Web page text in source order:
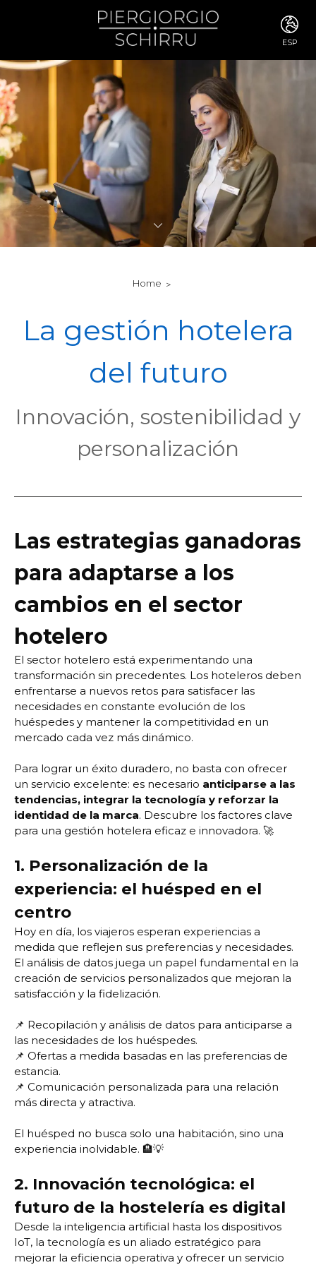
ESP
ENG
Home
La gestión hotelera
del futuro
Innovación, sostenibilidad y
personalización
Las estrategias ganadoras
para adaptarse a los
cambios en el sector
hotelero
El sector hotelero está experimentando una
transformación sin precedentes. Los hoteleros deben
enfrentarse a nuevos retos para satisfacer las
necesidades en constante evolución de los
huéspedes y mantener la competitividad en un
mercado cada vez más dinámico.
Para lograr un éxito duradero, no basta con ofrecer
un servicio excelente: es necesario anticiparse a las
tendencias, integrar la tecnología y reforzar la
identidad de la marca. Descubre los factores clave
para una gestión hotelera eficaz e innovadora. 🚀
1. Personalización de la
experiencia: el huésped en el
centro
Hoy en día, los viajeros esperan experiencias a
medida que reflejen sus preferencias y necesidades.
El análisis de datos juega un papel fundamental en la
creación de servicios personalizados que mejoran la
satisfacción y la fidelización.
📌 Recopilación y análisis de datos para anticiparse a
las necesidades de los huéspedes.
📌 Ofertas a medida basadas en las preferencias de
estancia.
📌 Comunicación personalizada para una relación
más directa y atractiva.
El huésped no busca solo una habitación, sino una
experiencia inolvidable. 🏨💡
2. Innovación tecnológica: el
futuro de la hostelería es digital
Desde la inteligencia artificial hasta los dispositivos
IoT, la tecnología es un aliado estratégico para
mejorar la eficiencia operativa y ofrecer un servicio